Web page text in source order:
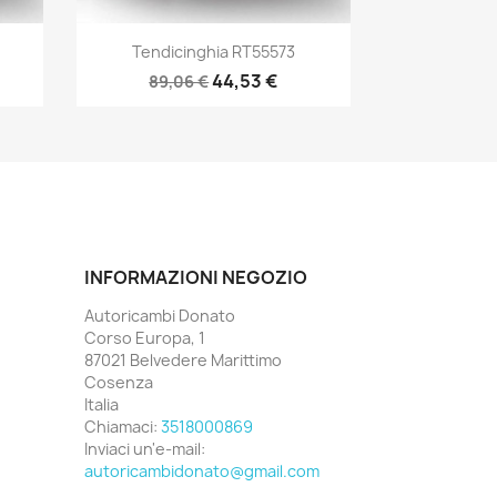
Anteprima
Tendicinghia RT55573
89,06 €44,53 €
INFORMAZIONI NEGOZIO
Autoricambi Donato
Corso Europa, 1
87021 Belvedere Marittimo
Cosenza
Italia
Chiamaci: 3518000869
Inviaci un'e-mail:
autoricambidonato@gmail.com